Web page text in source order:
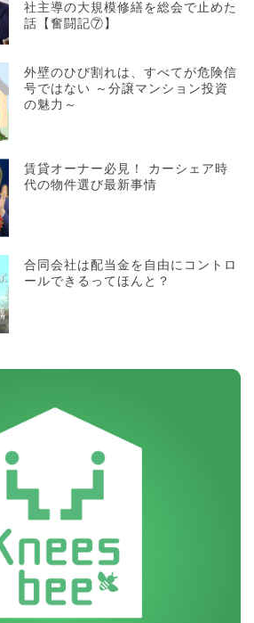
社主導の大規模修繕を総会で止めた
話【奮闘記⑦】
外壁のひび割れは、すべてが危険信
号ではない ～分譲マンション投資
の魅力～
賃貸オーナー必見！ カーシェア時
代の物件選び最新事情
合同会社は配当金を自由にコントロ
ールできるってほんと？